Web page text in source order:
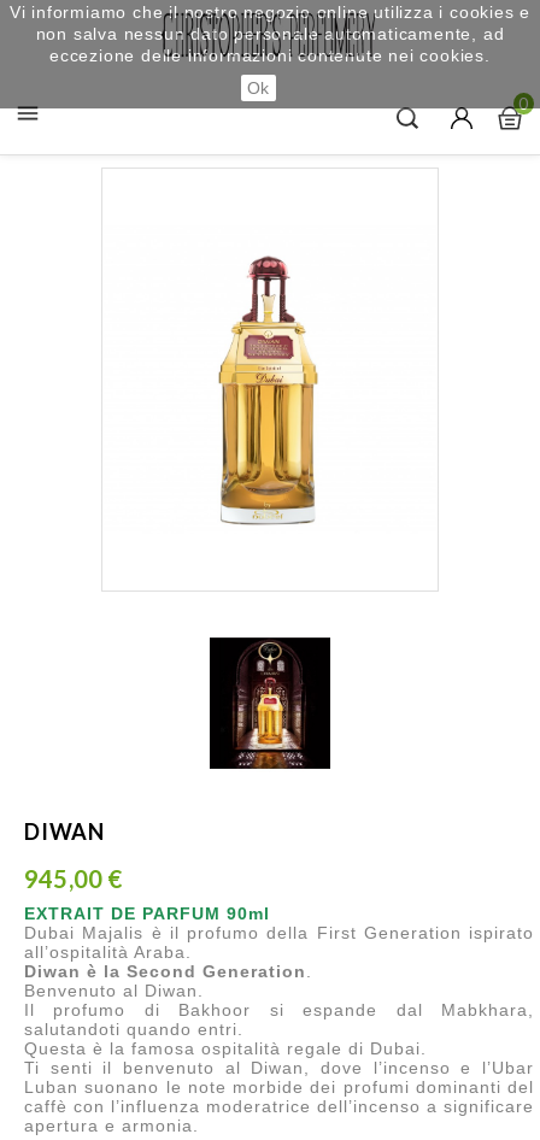
 0
DIWAN
945,00 €
EXTRAIT DE PARFUM 90ml
Dubai Majalis è il profumo della First Generation ispirato
all’ospitalità Araba.
Diwan è la Second Generation.
Benvenuto al Diwan.
Il profumo di Bakhoor si espande dal Mabkhara,
salutandoti quando entri.
Questa è la famosa ospitalità regale di Dubai.
Ti senti il benvenuto al Diwan, dove l’incenso e l’Ubar
Luban suonano le note morbide dei profumi dominanti del
caffè con l’influenza moderatrice dell’incenso a significare
apertura e armonia.
Vi informiamo che il nostro negozio online utilizza i cookies e
non salva nessun dato personale automaticamente, ad
eccezione delle informazioni contenute nei cookies.
Ok